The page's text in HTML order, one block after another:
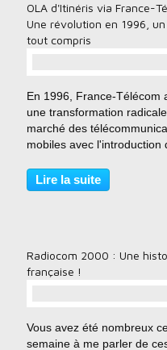
OLA d'Itinéris via France-
Une révolution en 1996,
tout compris
En 1996, France-Télécom
une transformation
marché des
mobiles avec l'introduction
rapport à la concurrence,
Télécom, sous sa marque
Lire la suite
Radiocom 2000 : Une
française !
Vous avez été nombreux
semaine à me parler de